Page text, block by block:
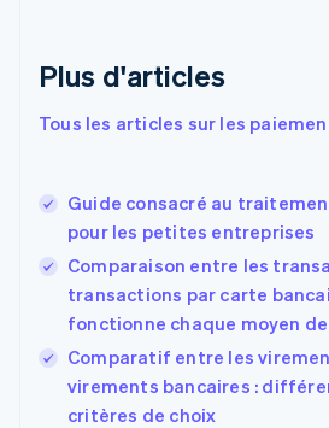
Plus d'articles
Tous les articles sur les
Guide consacré au
pour les petites entreprises
Comparaison entre les
transactions par carte
fonctionne chaque moyen
Comparatif entre les
virements bancaires :
critères de choix
English
Espagne
États-Unis
EnglishEspañol 简体中文
Finlande
Svenska
FrançaisEnglish
Gibraltar
English
Grèce